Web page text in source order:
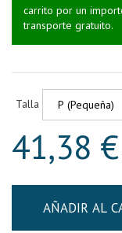
carrito por un
transporte gratuito.
Talla
41,38 €
AÑADIR AL